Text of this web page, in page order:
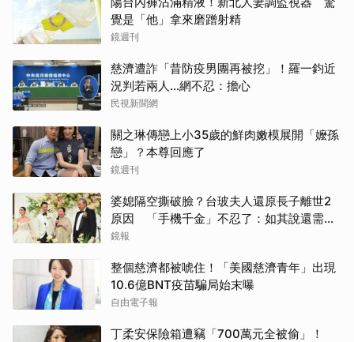
覺是「他」拿來磨蹭射精
鏡週刊
慈濟遭詐「昔防疫男團再被挖」！羅一鈞近
況判若兩人…網不忍：擔心
民視新聞網
關之琳傳戀上小35歲的鮮肉嫩模展開「嬤孫
戀」？本尊回應了
鏡週刊
婆媳隔空撕破臉？台玻夫人還原長子離世2
原因 「手機千金」不忍了：如其說還需要
離開嗎？
鏡報
整個慈濟都被唬住！「美國慈濟青年」出現
10.6億BNT疫苗騙局始末曝
自由電子報
丁柔安保險箱遭竊「700萬元全被偷」！